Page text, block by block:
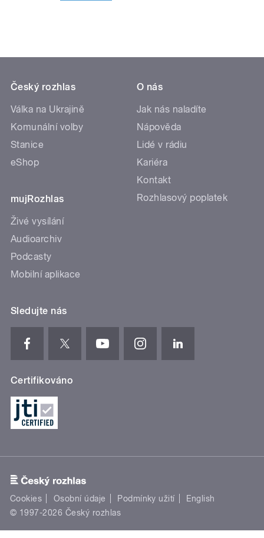
Český rozhlas
Válka na Ukrajině
Komunální volby
Stanice
eShop
mujRozhlas
Živé vysílání
Audioarchiv
Podcasty
Mobilní aplikace
O nás
Jak nás naladíte
Nápověda
Lidé v rádiu
Kariéra
Kontakt
Rozhlasový poplatek
Sledujte nás
Certifikováno
Cookies Osobní údaje Podmínky užití
English
© 1997-2026 Český rozhlas